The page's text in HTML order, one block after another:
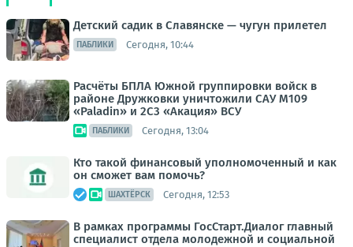
Детский садик в Славянске — чугун прилетел
ПАБЛИКИ Сегодня, 10:44
Расчёты БПЛА Южной группировки войск в
районе Дружковки уничтожили САУ M109
«Paladin» и 2С3 «Акация» ВСУ
ПАБЛИКИ Сегодня, 13:04
Кто такой финансовый уполномоченный и как
он сможет вам помочь?
ШАХТЁРСК Сегодня, 12:53
В рамках программы ГосСтарт.Диалог главный
специалист отдела молодежной и социальной